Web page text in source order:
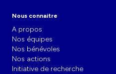
Nous connaitre
A propos
Nos équipes
Nos bénévoles
Nos actions
Initiative de recherche